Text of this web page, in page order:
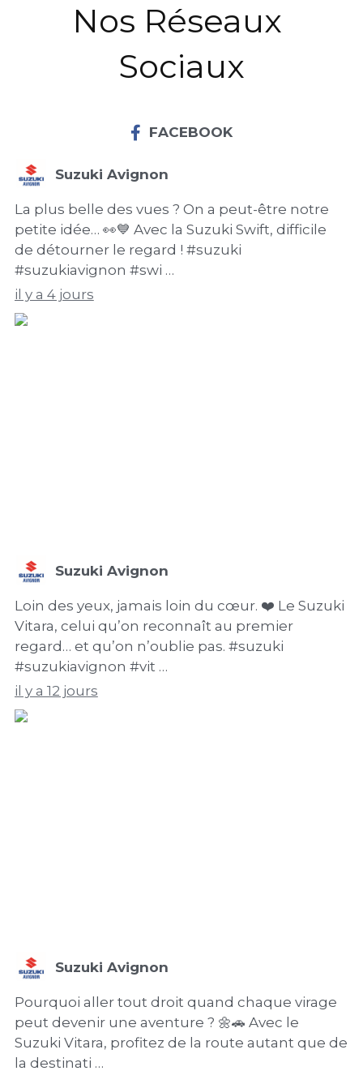
Nos Réseaux
Sociaux
FACEBOOK
Suzuki Avignon
La plus belle des vues ? On a peut-être notre
petite idée… 👀💙 Avec la Suzuki Swift, difficile
de détourner le regard ! #suzuki
#suzukiavignon #swi …
il y a 4 jours
Suzuki Avignon
Loin des yeux, jamais loin du cœur. ❤️ Le Suzuki
Vitara, celui qu’on reconnaît au premier
regard… et qu’on n’oublie pas. #suzuki
#suzukiavignon #vit …
il y a 12 jours
Suzuki Avignon
Pourquoi aller tout droit quand chaque virage
peut devenir une aventure ? 🌼🚗 Avec le
Suzuki Vitara, profitez de la route autant que de
la destinati …